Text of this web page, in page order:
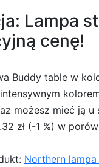
Lampa
cenę!
Buddy table w
intensywnym
możesz mieć ją
zł (-1 %) w
Northern